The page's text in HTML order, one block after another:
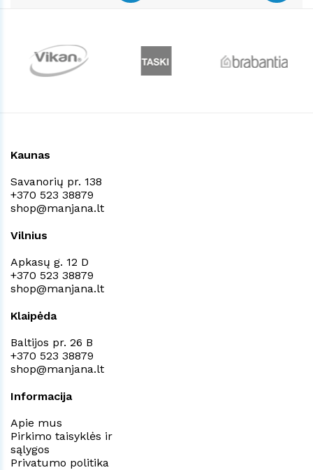
Kaunas
Savanorių pr. 138
+370 523 38879
shop@manjana.lt
Vilnius
Apkasų g. 12 D
+370 523 38879
shop@manjana.lt
Klaipėda
Baltijos pr. 26 B
+370 523 38879
shop@manjana.lt
Informacija
Apie mus
Pirkimo taisyklės ir
sąlygos
Privatumo politika